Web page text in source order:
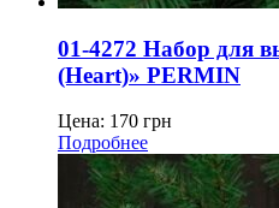
01-4272 Набор для
(Heart)» PERMIN
Цена: 170 грн
Подробнее